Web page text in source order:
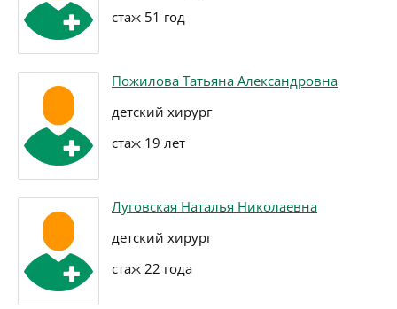
стаж 51 год
Пожилова Татьяна Александровна
детский хирург
стаж 19 лет
Луговская Наталья Николаевна
детский хирург
стаж 22 года